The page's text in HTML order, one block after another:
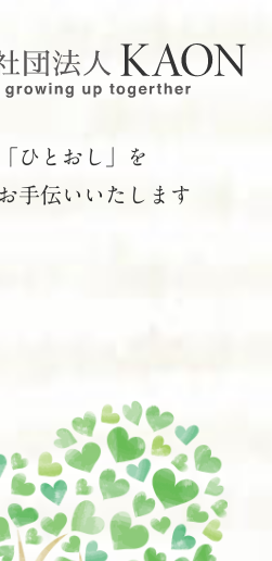
ひとおし」を
手伝いいたします